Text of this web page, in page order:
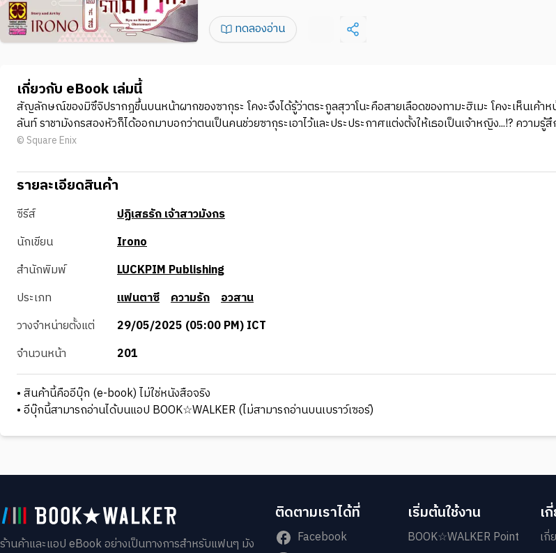
ทดลองอ่าน
เกี่ยวกับ eBook เล่มนี้
สัญลักษณ์ของมิซึจิปรากฎขึ้นบนหน้าผากของซากุระ โคงะจึงได้รู้ว่าตระกูลสุวาโนะคือสายเลือดของทามะฮิเมะ โคงะเห็นเค้
ลันท์ ราชามังกรสองหัวก็ได้ออกมาบอกว่าตนเป็นคนช่วยซากุระเอาไว้และประประกาศแต่งตั้งให้เธอเป็นเจ้าหญิง...!? ความ
© Square Enix
รายละเอียดสินค้า
ซีรีส์
ปฏิเสธรัก เจ้าสาวมังกร
นักเขียน
Irono
สำนักพิมพ์
LUCKPIM Publishing
ประเภท
แฟนตาซี ความรัก อวสาน
วางจำหน่ายตั้งแต่
29/05/2025 (05:00 PM) ICT
จำนวนหน้า
201
• สินค้านี้คืออีบุ๊ก (e-book) ไม่ใช่หนังสือจริง
• อีบุ๊กนี้สามารถอ่านได้บนแอป BOOK☆WALKER (ไม่สามารถอ่านบนเบราว์เซอร์)
ร้านค้าและแอป eBook อย่างเป็นทางการสำหรับแฟนๆ มัง
ติดตามเราได้ที่
Facebook
เริ่มต้นใช้งาน
BOOK☆WALKER Point
เ
เกี่